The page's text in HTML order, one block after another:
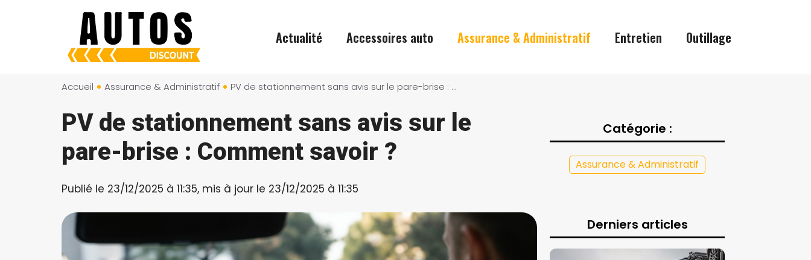
Actualité Accessoires auto Assurance & Administratif Entretien Outillage
Accueil Assurance & Administratif PV de stationnement sans avis sur le pare-brise : Comment savoir ?
PV de stationnement sans avis sur le
pare-brise : Comment savoir ?
Publié le 23/12/2025 à 11:35, mis à jour le 23/12/2025 à 11:35
Catégorie :
Assurance & Administratif
Derniers articles